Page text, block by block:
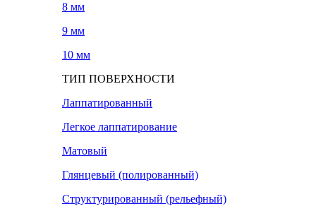
8 мм
9 мм
10 мм
ТИП ПОВЕРХНОСТИ
Лаппатированный
Легкое лаппатирование
Матовый
Глянцевый (полированный)
Структурированный (рельефный)